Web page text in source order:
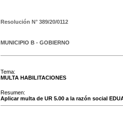
Resolución N° 389/20/0112
MUNICIPIO B - GOBIERNO
Tema:
MULTA HABILITACIONES
Resumen:
Aplicar multa de UR 5.00 a la razón social